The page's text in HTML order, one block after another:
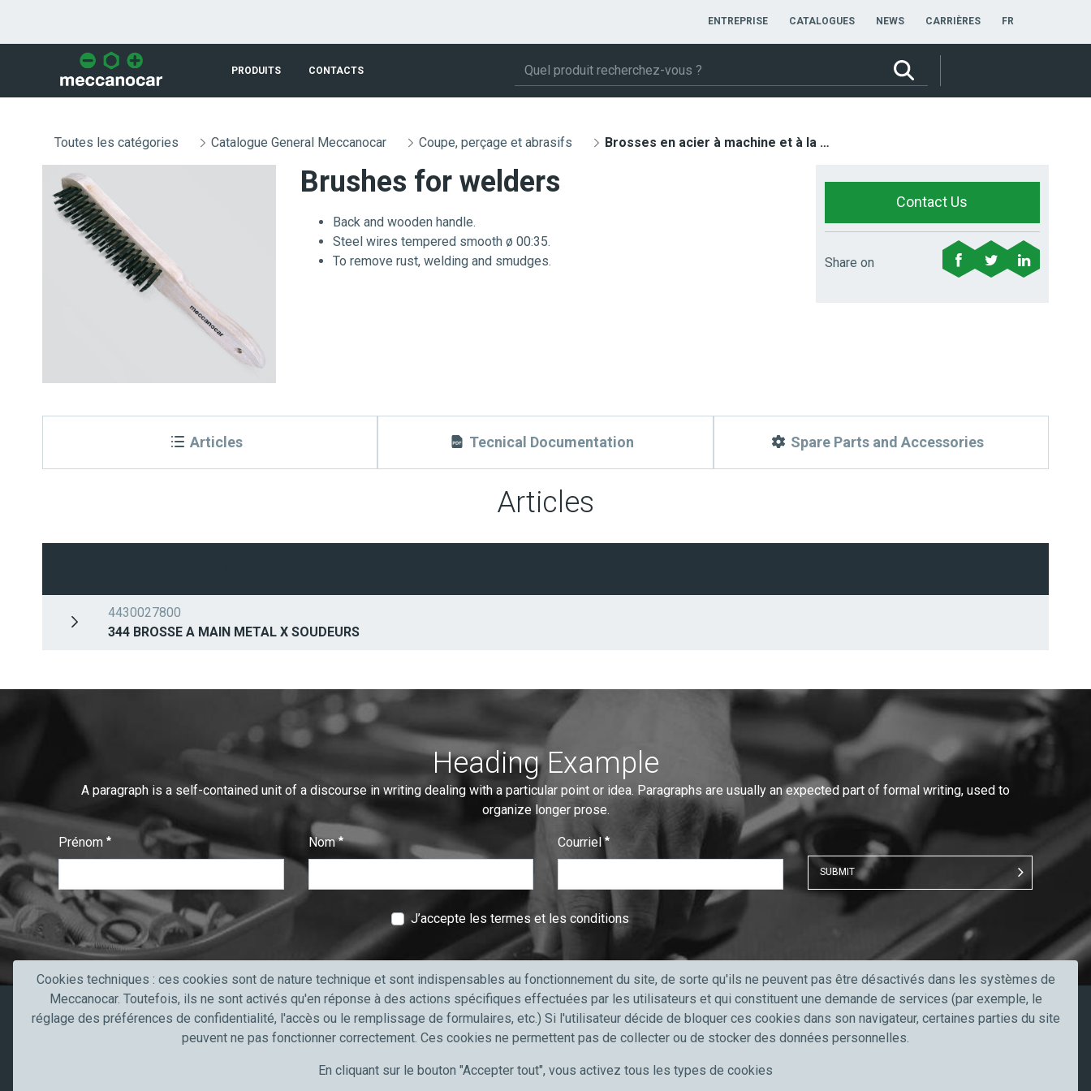
ENTREPRISE CATALOGUES NEWS CARRIÈRES FR
PRODUITS CONTACTS
Toutes les catégories Catalogue General Meccanocar Coupe, perçage et abrasifs Brosses en acier à machine et à la main
Brushes for welders
Back and wooden handle.
Steel wires tempered smooth ø 00:35.
To remove rust, welding and smudges.
Contact Us
Share on
Articles Tecnical Documentation Spare Parts and Accessories
Articles
4430027800
344 BROSSE A MAIN METAL X SOUDEURS
Heading Example
A paragraph is a self-contained unit of a discourse in writing dealing with a particular point or idea. Paragraphs are usually an expected part of formal writing, used to
organize longer prose.
Prénom
:
0/ 280 Nom
:
0/ 280 Courriel
:
0/ 280
SUBMIT
T
e
x
t
V
e
J’accepte les termes et les conditions
Produits Secteurs professionnels
Truck, transport et poids lourds
Meccanocar France
Carrières
Restez à jour
Cookies techniques : ces cookies sont de nature technique et sont indispensables au fonctionnement du site, de sorte qu'ils ne peuvent pas être désactivés dans les systèmes de
Meccanocar. Toutefois, ils ne sont activés qu'en réponse à des actions spécifiques effectuées par les utilisateurs et qui constituent une demande de services (par exemple, le
réglage des préférences de confidentialité, l'accès ou le remplissage de formulaires, etc.) Si l'utilisateur décide de bloquer ces cookies dans son navigateur, certaines parties du site
peuvent ne pas fonctionner correctement. Ces cookies ne permettent pas de collecter ou de stocker des données personnelles.
En cliquant sur le bouton "Accepter tout", vous activez tous les types de cookies